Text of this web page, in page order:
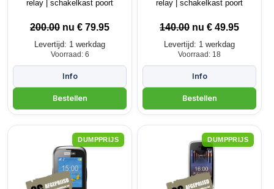
relay | schakelkast poort
200.00 nu € 79.95
Levertijd: 1 werkdag
Voorraad: 6
relay | schakelkast poort
140.00 nu € 49.95
Levertijd: 1 werkdag
Voorraad: 18
DUMPPRIJS DUMPPRIJS